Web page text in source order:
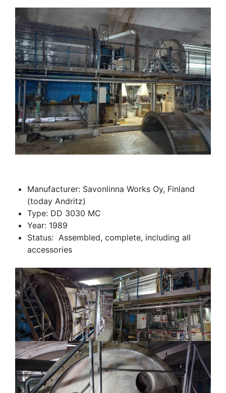
Manufacturer: Savonlinna Works Oy, Finland
(today Andritz)
Type: DD 3030 MC
Year: 1989
Status: Assembled, complete, including all
accessories